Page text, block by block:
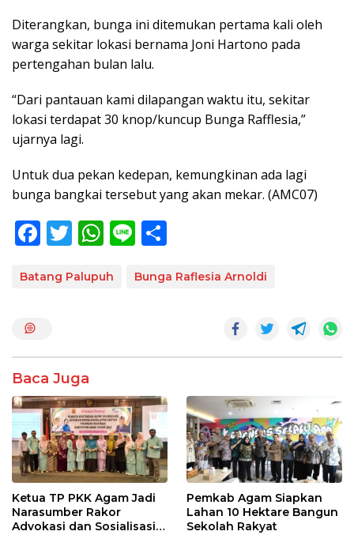
Diterangkan, bunga ini ditemukan pertama kali oleh
warga sekitar lokasi bernama Joni Hartono pada
pertengahan bulan lalu.
“Dari pantauan kami dilapangan waktu itu, sekitar
lokasi terdapat 30 knop/kuncup Bunga Rafflesia,”
ujarnya lagi.
Untuk dua pekan kedepan, kemungkinan ada lagi
bunga bangkai tersebut yang akan mekar. (AMC07)
F
e
o
k
T
itt
W
at
p
Li
e ar
Batang Palupuh Bunga Raflesia Arnoldi
Baca Juga
Ketua TP PKK Agam Jadi
Narasumber Rakor
Advokasi dan Sosialisasi
Pemkab Agam Siapkan
Lahan 10 Hektare Bangun
Sekolah Rakyat